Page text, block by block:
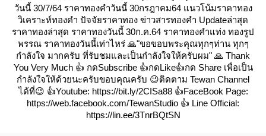
วันนี้ 30/7/64 ราคาทองคำวันนี้ 30กรฎาคม64 แนวโน้มราคาทอง
วิเคราะห์ทองคำ ปัจจัยราคาทอง ข่าวสารทองคำ Updateล่าสุด
ราคาทองล่าสุด ราคาทองวันนี้ 30ก.ค.64 ราคาทองคำแท่ง ทองรูป
พรรณ ราคาทองวันนี้เท่าไหร่ 🙏"ขอขอบพระคุณทุกๆท่าน ทุกๆ
กำลังใจ มากครับ ที่รับชมและเป็นกำลังใจให้ครับผม" 🙏 Thank
You Very Much 👍 กดSubscribe 👍กดLike👍กด Share เพื่อเป็น
กำลังใจให้ด้วยนะครับขอบคุณครับ 😉ติดตาม Tewan Channel
ได้ที่😉 👍Youtube: https://bit.ly/2CISa88 👍FaceBook Page:
https://web.facebook.com/TewanStudio 👍 Line Official:
https://lin.ee/3TnrBQtSN